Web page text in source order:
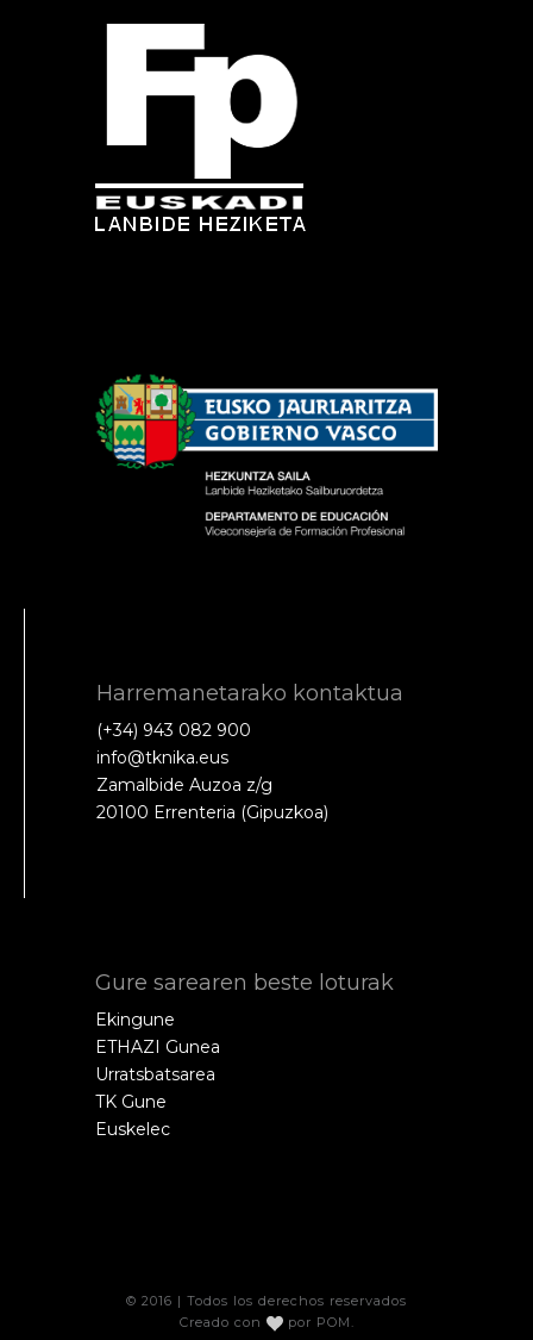
Harremanetarako kontaktua
(+34) 943 082 900
info@tknika.eus
Zamalbide Auzoa z/g
20100 Errenteria (Gipuzkoa)
Gure sarearen beste loturak
Ekingune
ETHAZI Gunea
Urratsbatsarea
TK Gune
Euskelec
© 2016 | Todos los derechos reservados
Creado con
por POM